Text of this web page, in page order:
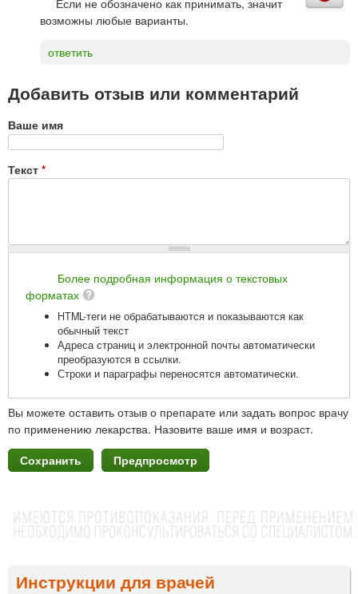
Если не обозначено как принимать, значит
возможны любые варианты.
ответить
Добавить отзыв или комментарий
Ваше имя
Текст *
Более подробная информация о текстовых
форматах
HTML-теги не обрабатываются и показываются как
обычный текст
Адреса страниц и электронной почты автоматически
преобразуются в ссылки.
Строки и параграфы переносятся автоматически.
Вы можете оставить отзыв о препарате или задать вопрос врачу
по применению лекарства. Назовите ваше имя и возраст.
Инструкции для врачей